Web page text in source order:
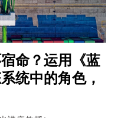
命？运用《蓝
统中的角色，